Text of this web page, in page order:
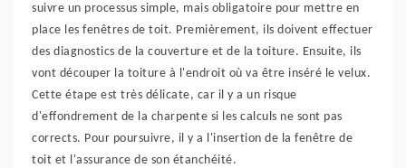
suivre un processus simple, mais obligatoire pour mettre en
place les fenêtres de toit. Premièrement, ils doivent effectuer
des diagnostics de la couverture et de la toiture. Ensuite, ils
vont découper la toiture à l'endroit où va être inséré le velux.
Cette étape est très délicate, car il y a un risque
d'effondrement de la charpente si les calculs ne sont pas
corrects. Pour poursuivre, il y a l'insertion de la fenêtre de
toit et l'assurance de son étanchéité.